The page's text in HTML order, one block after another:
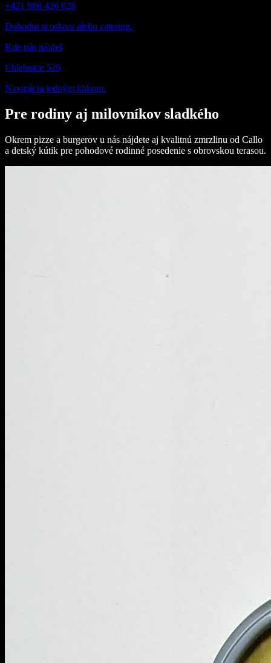
+421 908 426 028
Dohodni si oslavu alebo catering.
Kde nás nájdeš
Chlebnice 526
Navigácia jedným klikom.
Pre rodiny aj milovníkov sladkého
Okrem pizze a burgerov u nás nájdete aj kvalitnú zmrzlinu od Callo
a detský kútik pre pohodové rodinné posedenie s obrovskou terasou.